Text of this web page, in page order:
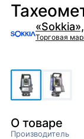
Торговая
О товаре
Производитель